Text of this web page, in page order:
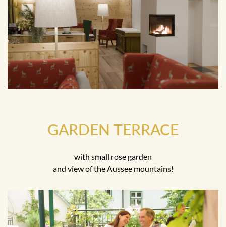
GARDEN TERRACE
with small rose garden
and view of the Aussee mountains!